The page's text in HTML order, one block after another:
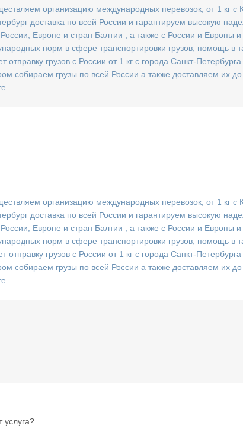
организацию международных перевозок, от 1 кг с
доставка по всей России и гарантируем высокую
Европе и стран Балтии , а также с России и Европы
норм в сфере транспортировки грузов, помощь в
отправку грузов с России от 1 кг с города Санкт-
собираем грузы по всей России а также доставляем их
организацию международных перевозок, от 1 кг с
доставка по всей России и гарантируем высокую
Европе и стран Балтии , а также с России и Европы
норм в сфере транспортировки грузов, помощь в
отправку грузов с России от 1 кг с города Санкт-
собираем грузы по всей России а также доставляем их
услуга?